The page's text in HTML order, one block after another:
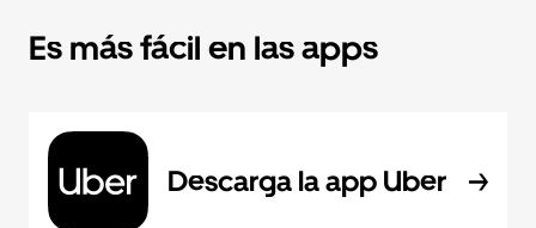
Es más fácil en las apps
Descarga la app Uber